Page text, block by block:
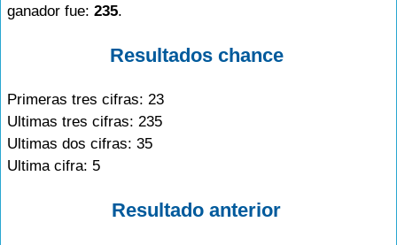
ganador fue: 235.
Resultados chance
Primeras tres cifras: 23
Ultimas tres cifras: 235
Ultimas dos cifras: 35
Ultima cifra: 5
Resultado anterior